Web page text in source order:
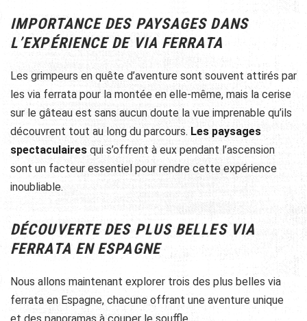
IMPORTANCE DES PAYSAGES DANS
L’EXPÉRIENCE DE VIA FERRATA
Les grimpeurs en quête d’aventure sont souvent attirés par
les via ferrata pour la montée en elle-même, mais la cerise
sur le gâteau est sans aucun doute la vue imprenable qu’ils
découvrent tout au long du parcours. Les paysages
spectaculaires qui s’offrent à eux pendant l’ascension
sont un facteur essentiel pour rendre cette expérience
inoubliable.
DÉCOUVERTE DES PLUS BELLES VIA
FERRATA EN ESPAGNE
Nous allons maintenant explorer trois des plus belles via
ferrata en Espagne, chacune offrant une aventure unique